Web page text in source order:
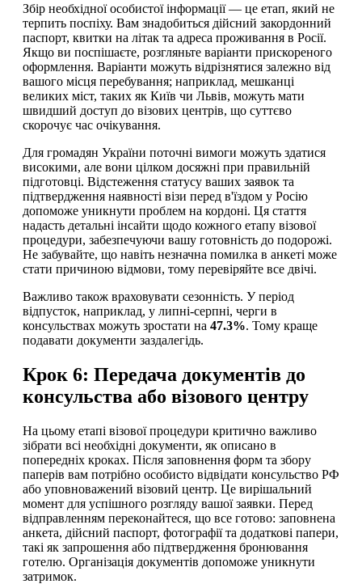
Збір необхідної особистої інформації — це етап, який не
терпить поспіху. Вам знадобиться дійсний закордонний
паспорт, квитки на літак та адреса проживання в Росії.
Якщо ви поспішаєте, розгляньте варіанти прискореного
оформлення. Варіанти можуть відрізнятися залежно від
вашого місця перебування; наприклад, мешканці
великих міст, таких як Київ чи Львів, можуть мати
швидший доступ до візових центрів, що суттєво
скорочує час очікування.
Для громадян України поточні вимоги можуть здатися
високими, але вони цілком досяжні при правильній
підготовці. Відстеження статусу ваших заявок та
підтвердження наявності візи перед в'їздом у Росію
допоможе уникнути проблем на кордоні. Ця стаття
надасть детальні інсайти щодо кожного етапу візової
процедури, забезпечуючи вашу готовність до подорожі.
Не забувайте, що навіть незначна помилка в анкеті може
стати причиною відмови, тому перевіряйте все двічі.
Важливо також враховувати сезонність. У період
відпусток, наприклад, у липні-серпні, черги в
консульствах можуть зростати на 47.3%. Тому краще
подавати документи заздалегідь.
Крок 6: Передача документів до
консульства або візового центру
На цьому етапі візової процедури критично важливо
зібрати всі необхідні документи, як описано в
попередніх кроках. Після заповнення форм та збору
паперів вам потрібно особисто відвідати консульство РФ
або уповноважений візовий центр. Це вирішальний
момент для успішного розгляду вашої заявки. Перед
відправленням переконайтеся, що все готово: заповнена
анкета, дійсний паспорт, фотографії та додаткові папери,
такі як запрошення або підтвердження бронювання
готелю. Організація документів допоможе уникнути
затримок.